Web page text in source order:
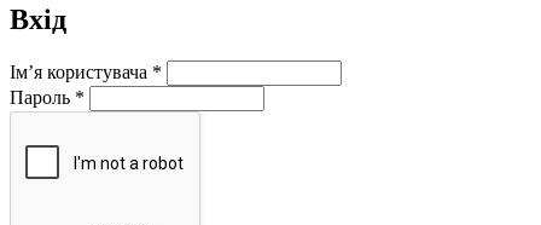
Вхід
Ім’я користувача *
Пароль *